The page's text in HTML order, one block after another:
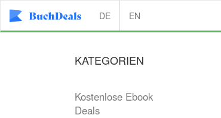
DE EN
KATEGORIEN
Kostenlose Ebook
Deals